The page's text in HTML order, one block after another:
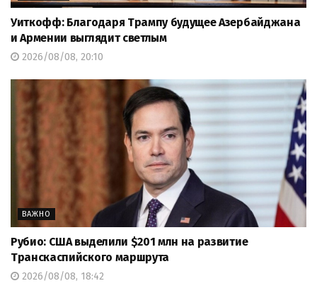
Уиткофф: Благодаря Трампу будущее Азербайджана
и Армении выглядит светлым
2026/08/08, 20:10
ВАЖНО
Рубио: США выделили $201 млн на развитие
Транскаспийского маршрута
2026/08/08, 18:42